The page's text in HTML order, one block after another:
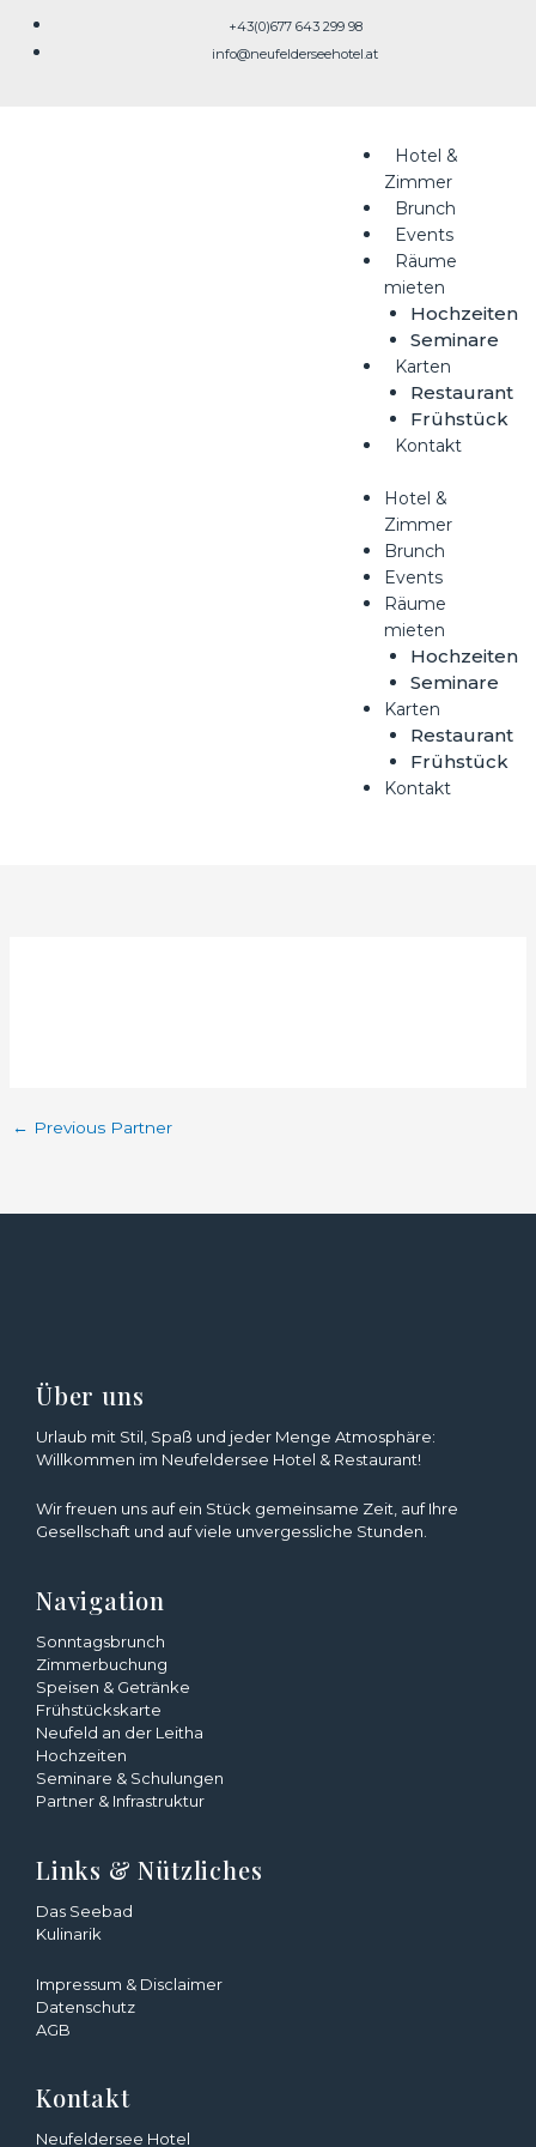
+43(0)677 643 299 98
info@neufelderseehotel.at
Hotel &
Zimmer
Brunch
Events
Räume
mieten
Hochzeiten
Seminare
Karten
Restaurant
Frühstück
Kontakt
Hotel &
Zimmer
Brunch
Events
Räume
mieten
Hochzeiten
Seminare
Karten
Restaurant
Frühstück
Kontakt
← Previous Partner
Über uns
Urlaub mit Stil, Spaß und jeder Menge Atmosphäre:
Willkommen im Neufeldersee Hotel & Restaurant!
Wir freuen uns auf ein Stück gemeinsame Zeit, auf Ihre
Gesellschaft und auf viele unvergessliche Stunden.
Navigation
Sonntagsbrunch
Zimmerbuchung
Speisen & Getränke
Frühstückskarte
Neufeld an der Leitha
Hochzeiten
Seminare & Schulungen
Partner & Infrastruktur
Links & Nützliches
Das Seebad
Kulinarik
Impressum & Disclaimer
Datenschutz
AGB
Kontakt
Neufeldersee Hotel